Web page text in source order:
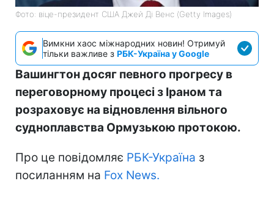
Фото: віце-президент США Джей Ді Венс (Getty Images)
Вимкни хаос міжнародних новин! Отримуй
тільки важливе з РБК-Україна у Google
Вашингтон досяг певного прогресу в
переговорному процесі з Іраном та
розраховує на відновлення вільного
судноплавства Ормузькою протокою.
Про це повідомляє РБК-Україна з
посиланням на Fox News.